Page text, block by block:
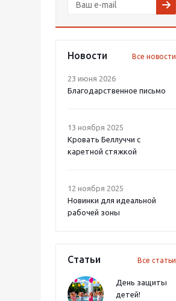
Новости Все новости
23 июня 2026
Благодарственное письмо
13 ноября 2025
Кровать Беллуччи с
каретной стяжкой
12 ноября 2025
Новинки для идеальной
рабочей зоны
Статьи Все статьи
День защиты
детей!